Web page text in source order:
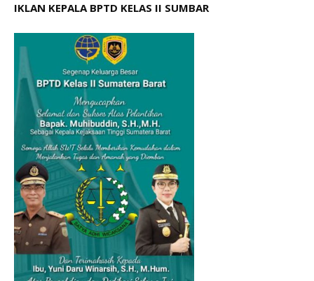
IKLAN KEPALA BPTD KELAS II SUMBAR